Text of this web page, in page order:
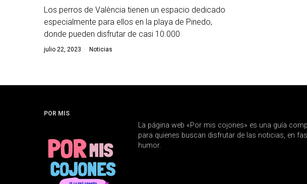
Los perros de València tienen un espacio dedicado
especialmente para ellos en la playa de Pinedo,
donde pueden disfrutar de casi 10.000
julio 22, 2023 Noticias
POR MIS
La página web «Por mis cojones» es una guía
para quienes buscan disfrutar de las noticias, en
humor.